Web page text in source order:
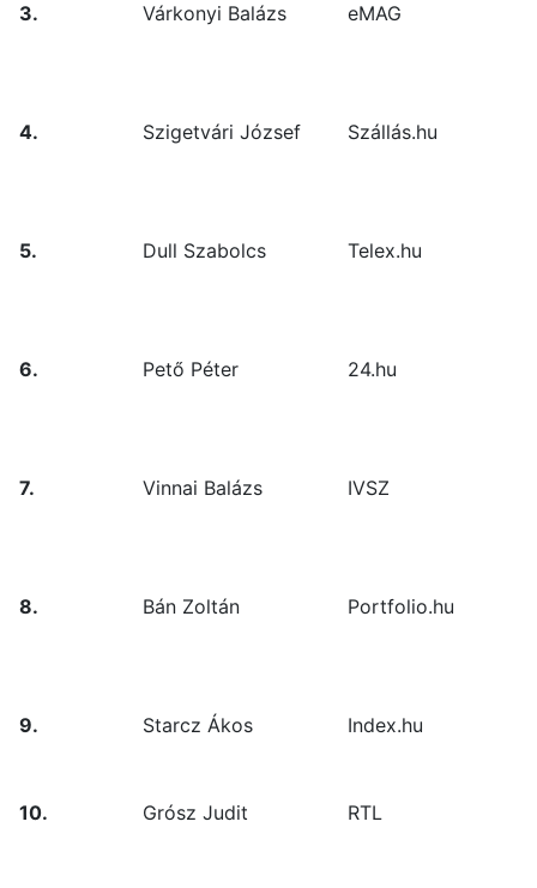
3. Várkonyi Balázs eMAG
4. Szigetvári József Szállás.hu
5. Dull Szabolcs Telex.hu
6. Pető Péter 24.hu
7. Vinnai Balázs IVSZ
8. Bán Zoltán Portfolio.hu
9. Starcz Ákos Index.hu
10. Grósz Judit RTL